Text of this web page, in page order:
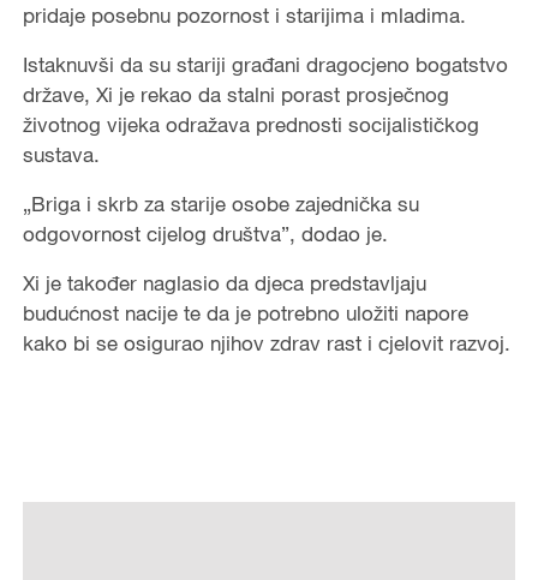
pridaje posebnu pozornost i starijima i mladima.
Istaknuvši da su stariji građani dragocjeno bogatstvo
države, Xi je rekao da stalni porast prosječnog
životnog vijeka odražava prednosti socijalističkog
sustava.
„Briga i skrb za starije osobe zajednička su
odgovornost cijelog društva”, dodao je.
Xi je također naglasio da djeca predstavljaju
budućnost nacije te da je potrebno uložiti napore
kako bi se osigurao njihov zdrav rast i cjelovit razvoj.